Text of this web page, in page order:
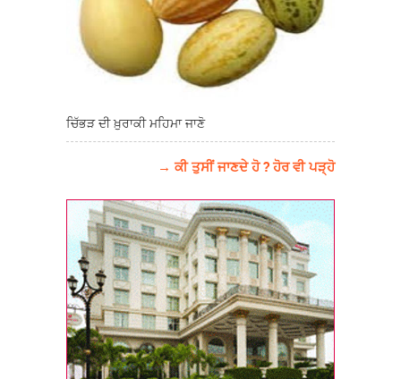
ਚਿੱਭੜ ਦੀ ਖ਼ੁਰਾਕੀ ਮਹਿਮਾ ਜਾਣੋ
→ ਕੀ ਤੁਸੀਂ ਜਾਣਦੇ ਹੋ ? ਹੋਰ ਵੀ ਪੜ੍ਹੋ